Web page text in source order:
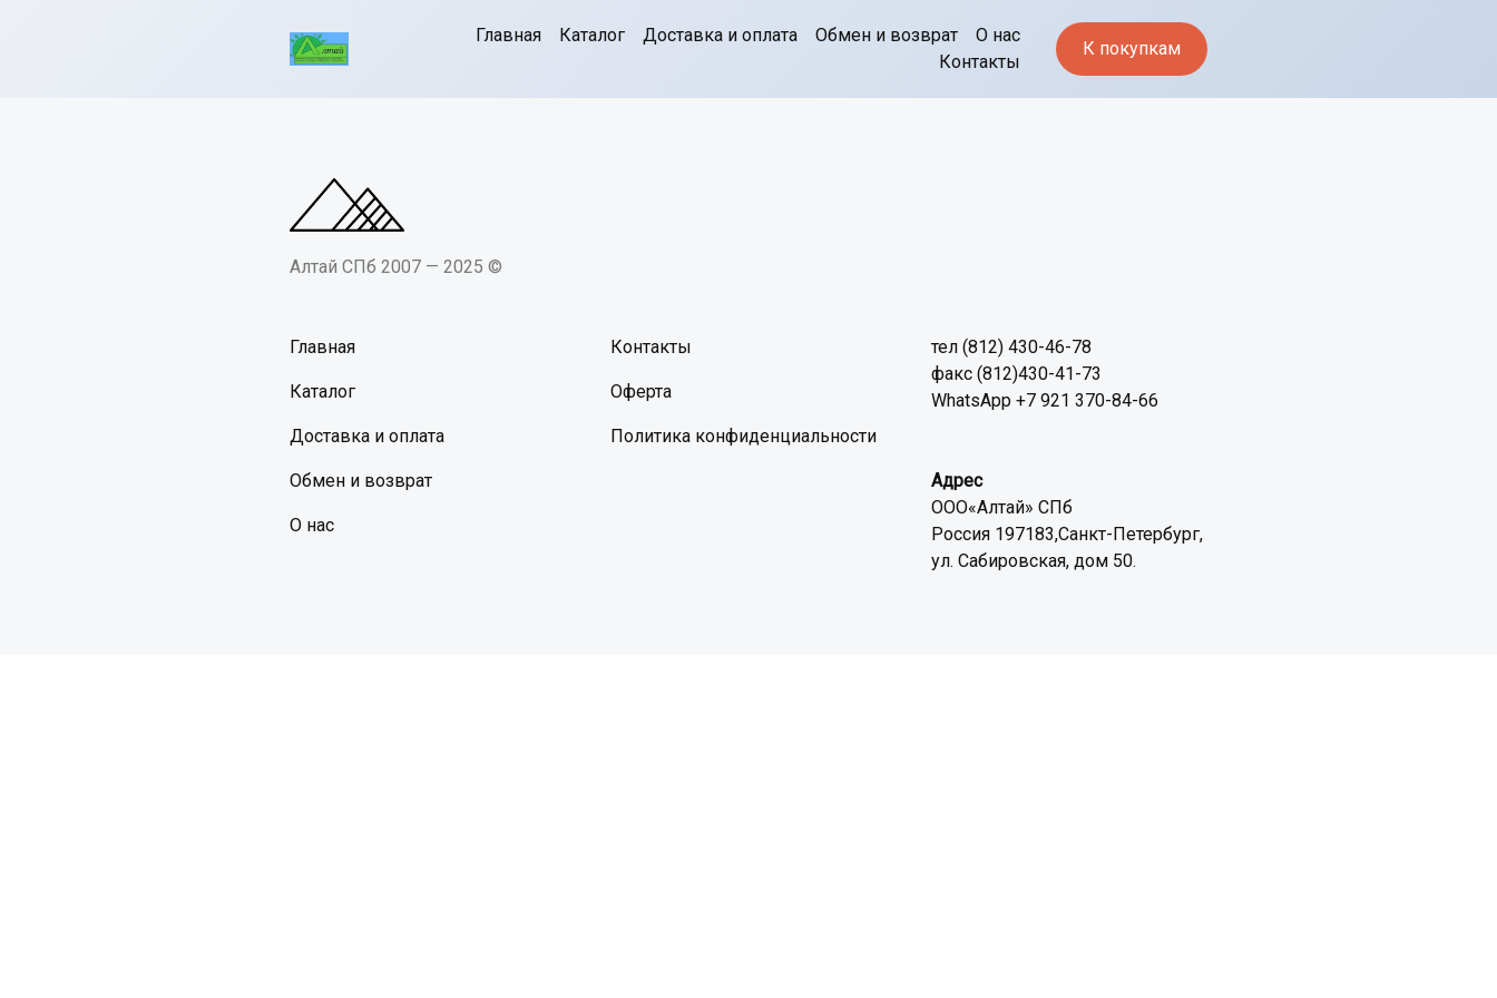
Главная Каталог Доставка и оплата Обмен и возврат
О нас
Контакты
К покупкам
Алтай СПб 2007 — 2025 ©
Главная
Каталог
Доставка и оплата
Обмен и возврат
О нас
Контакты
Оферта
Политика конфиденциальности
тел (812) 430-46-78
факс (812)430-41-73
WhatsApp +7 921 370-84-66
Адрес
ООО«Алтай» СПб
Россия 197183,Санкт-Петербург,
ул. Сабировская, дом 50.